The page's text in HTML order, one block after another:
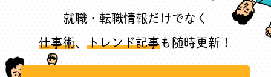
就職・転職情報だけでなく
仕事術、 トレンド記事も随時更新！